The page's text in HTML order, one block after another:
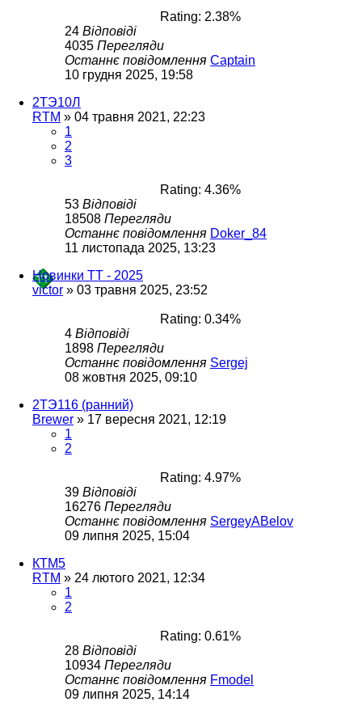
Rating: 2.38%
24 Відповіді
4035 Перегляди
Останнє повідомлення Captain
10 грудня 2025, 19:58
2ТЭ10Л
RTM » 04 травня 2021, 22:23
1
2
3
Rating: 4.36%
53 Відповіді
18508 Перегляди
Останнє повідомлення Doker_84
11 листопада 2025, 13:23
Новинки ТТ - 2025
victor » 03 травня 2025, 23:52
Rating: 0.34%
4 Відповіді
1898 Перегляди
Останнє повідомлення Sergej
08 жовтня 2025, 09:10
2ТЭ116 (ранний)
Brewer » 17 вересня 2021, 12:19
1
2
Rating: 4.97%
39 Відповіді
16276 Перегляди
Останнє повідомлення SergeyABelov
09 липня 2025, 15:04
КТМ5
RTM » 24 лютого 2021, 12:34
1
2
Rating: 0.61%
28 Відповіді
10934 Перегляди
Останнє повідомлення Fmodel
09 липня 2025, 14:14